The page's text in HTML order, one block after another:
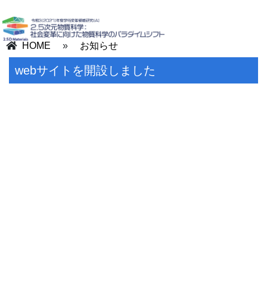
HOME » お知らせ
webサイトを開設しました